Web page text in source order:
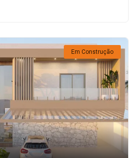
Em Construção